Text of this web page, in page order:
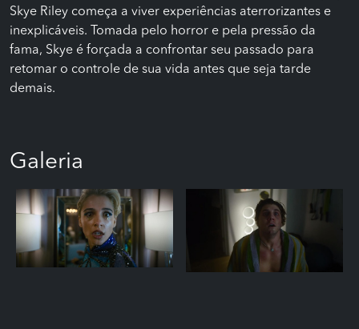
Skye Riley começa a viver experiências aterrorizantes e
inexplicáveis. Tomada pelo horror e pela pressão da
fama, Skye é forçada a confrontar seu passado para
retomar o controle de sua vida antes que seja tarde
demais.
Galeria